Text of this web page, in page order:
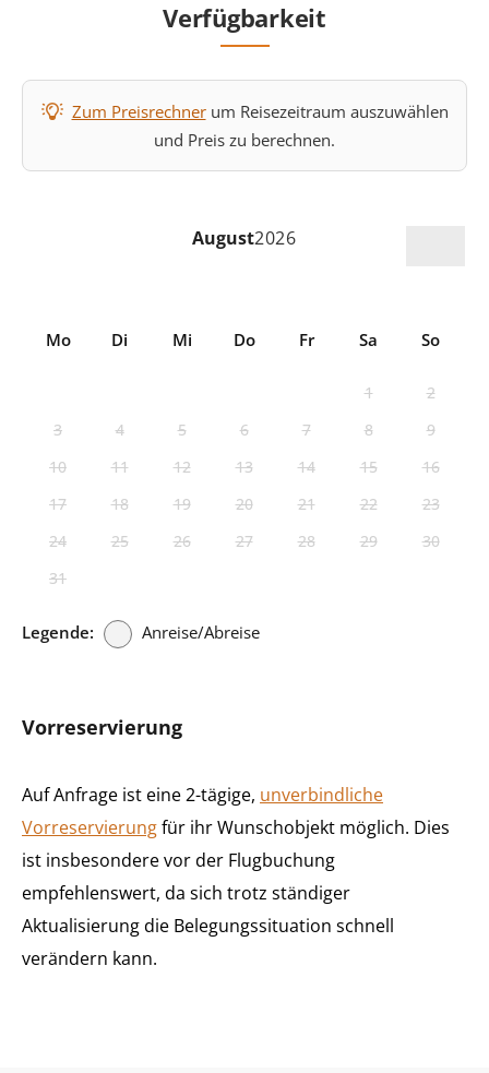
Verfügbarkeit
Zum Preisrechnerum Reisezeitraum auszuwählen
und Preis zu berechnen.
August2026
Mo Di Mi Do Fr Sa So
1
2
3
4 5 6 7 8
9
10
11 12 13 14 15
16
17
18 19 20 21 22
23
24
25 26 27 28 29
30
31
Legende: Anreise/Abreise
Vorreservierung
Auf Anfrage ist eine 2-tägige, unverbindliche
Vorreservierungfür ihr Wunschobjekt möglich. Dies
ist insbesondere vor der Flugbuchung
empfehlenswert, da sich trotz ständiger
Aktualisierung die Belegungssituation schnell
verändern kann.